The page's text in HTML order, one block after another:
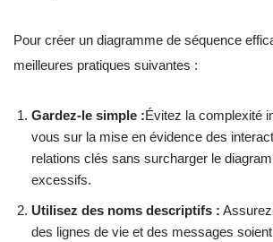
Pour créer un diagramme de séquence
meilleures pratiques suivantes :
Gardez-le simple :Évitez la complexité
vous sur la mise en évidence des
relations clés sans surcharger le
excessifs.
Utilisez des noms descriptifs :
des lignes de vie et des messages